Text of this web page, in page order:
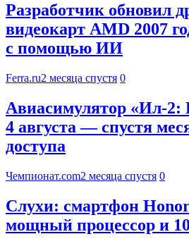
Разработчик обновил
видеокарт AMD 2007
с помощью ИИ
Ferra.ru2 месяца спустя 0
Авиасимулятор «Ил-2:
4 августа — спустя
доступа
Чемпионат.com2 месяца спустя 0
Слухи: смартфон
мощный процессор и